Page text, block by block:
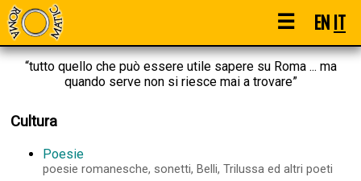
☰ ENIT
“tutto quello che può essere utile sapere su Roma ... ma
quando serve non si riesce mai a trovare”
Cultura
Poesie
poesie romanesche, sonetti, Belli, Trilussa ed altri poeti